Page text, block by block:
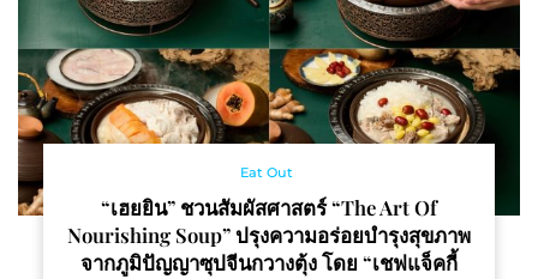
Eat Out
“เฮยยิน” ชวนสัมผัสศาสตร์ “The Art Of
Nourishing Soup” ปรุงความอร่อยบำรุงสุขภาพ
จากภูมิปัญญาซุปจีนกวางตุ้ง โดย “เชฟแจ็คกี้